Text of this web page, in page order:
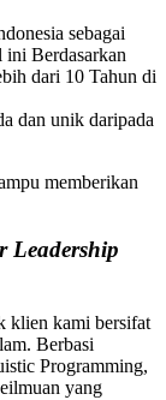
sebagai
ini Berdasarkan
dari 10 Tahun di
dan unik daripada
memberikan
Leadership
klien kami bersifat
Berbasi
Programming,
yang